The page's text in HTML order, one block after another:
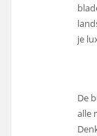
je
De
alle